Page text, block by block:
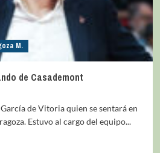
M.
de Casademont
de Vitoria quien se sentará en
Estuvo al cargo del equipo...